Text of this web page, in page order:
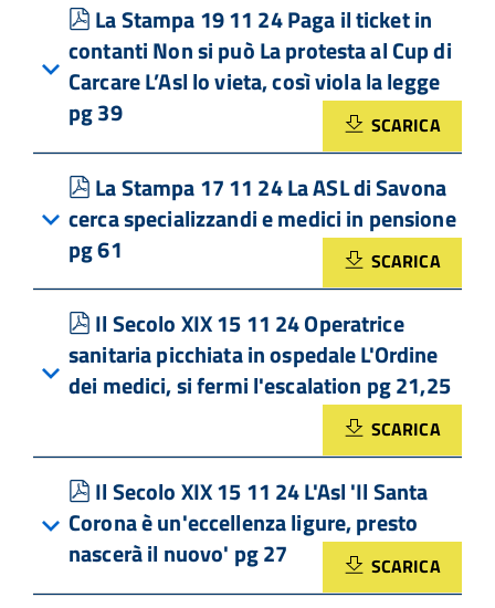
pdf
La Stampa 19 11 24 Paga il ticket in
contanti Non si può La protesta al Cup di
Carcare L’Asl lo vieta, così viola la legge
pg 39
SCARICA
pdf
La Stampa 17 11 24 La ASL di Savona
cerca specializzandi e medici in pensione
pg 61
SCARICA
pdf
Il Secolo XIX 15 11 24 Operatrice
sanitaria picchiata in ospedale L'Ordine
dei medici, si fermi l'escalation pg 21,25
SCARICA
pdf
Il Secolo XIX 15 11 24 L'Asl 'Il Santa
Corona è un'eccellenza ligure, presto
nascerà il nuovo' pg 27
SCARICA